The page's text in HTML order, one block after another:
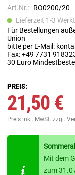
Art.Nr.: RO0200/20
Lieferzeit 1-3
Für Bestellungen
Union
bitte per E-Mail:
Fax: +49 7731
30 Euro
PREIS:
21,50 €
Preis inkl. MwSt. zzgl.
Mit dem
zum